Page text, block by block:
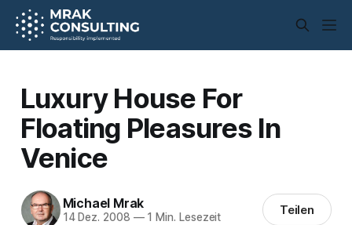
Luxury House For
Floating Pleasures In
Venice
Michael Mrak
14 Dez. 2008 —1 Min. Lesezeit Teilen